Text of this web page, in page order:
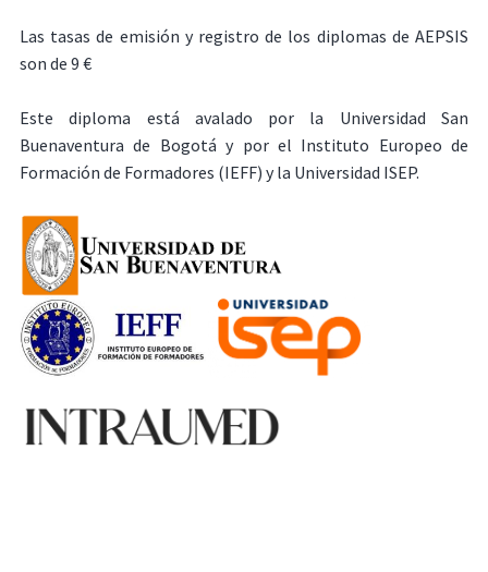
Las tasas de emisión y registro de los diplomas de AEPSIS
son de 9 €
Este diploma está avalado por la Universidad San
Buenaventura de Bogotá y por el Instituto Europeo de
Formación de Formadores (IEFF) y la Universidad ISEP.